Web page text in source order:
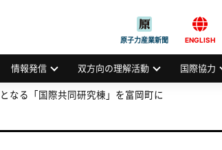
JAPAN ATOMIC INDUSTRIAL FORUM, INC.
原子力産業新聞 ENGLISH
情報発信 双方向の理解活動 国際協力
なる「国際共同研究棟」を富岡町に